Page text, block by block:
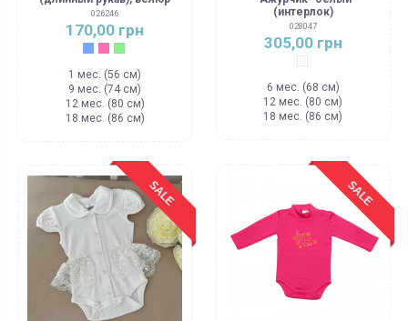
026246
170,00 грн
Голубой
Розовый
Салатовый
1 мес. (56 см)
9 мес. (74 см)
12 мес. (80 см)
18 мес. (86 см)
(интерлок)
028047
305,00 грн
Белый
6 мес. (68 см)
12 мес. (80 см)
18 мес. (86 см)
SALE SALE